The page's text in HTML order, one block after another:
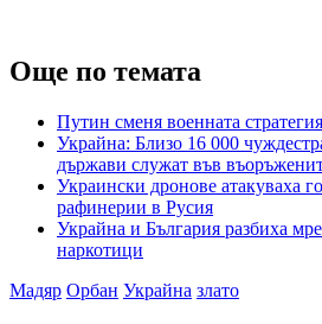
Още по темата
Путин сменя военната стратегия
Украйна: Близо 16 000
държави служат във
Украински дронове атакуваха
рафинерии в Русия
Украйна и България разбиха
наркотици
Мадяр Орбан Украйна злато